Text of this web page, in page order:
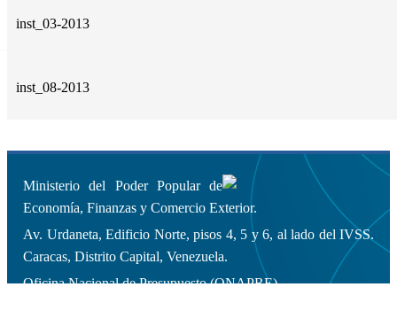
inst_03-2013
inst_08-2013
Ministerio del Poder Popular de
Economía, Finanzas y Comercio Exterior.
Av. Urdaneta, Edificio Norte, pisos 4, 5 y 6, al lado del IVSS.
Caracas, Distrito Capital, Venezuela.
Oficina Nacional de Presupuesto (ONAPRE).